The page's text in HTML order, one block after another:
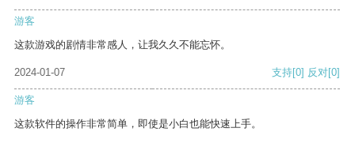
游客
这款游戏的剧情非常感人，让我久久不能忘怀。
2024-01-07 支持[0] 反对[0]
游客
这款软件的操作非常简单，即使是小白也能快速上手。